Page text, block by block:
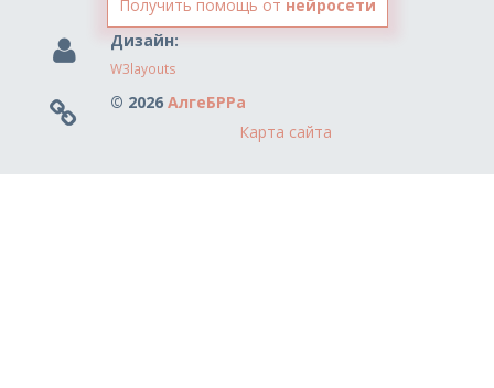
Получить помощь от нейросети
Дизайн:
W3layouts
© 2026 АлгеБРРа
Карта сайта